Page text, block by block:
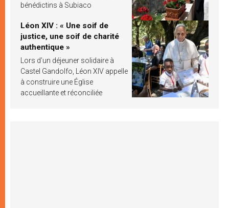
bénédictins à Subiaco
Léon XIV : « Une soif de
justice, une soif de charité
authentique »
Lors d’un déjeuner solidaire à
Castel Gandolfo, Léon XIV appelle
à construire une Église
accueillante et réconciliée